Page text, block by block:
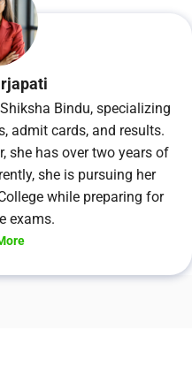
Bindu, specializing
admit cards, and results.
she has over two years of
she is pursuing her
while preparing for
exams.